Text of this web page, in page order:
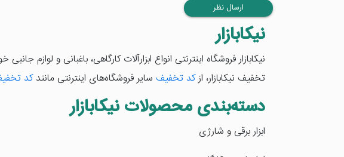
ارسال نظر
نیکابازار
نیکابازار فروشگاه اینترنتی انواع ابزارآلات کارگاهی، باغبانی و
تخفیف نیکابازار، ازکد تخفیف سایر فروشگاه‌های اینترنتی مانندکد
دسته‌بندی محصولات نیکابازار
ابزار برقی و شارژی